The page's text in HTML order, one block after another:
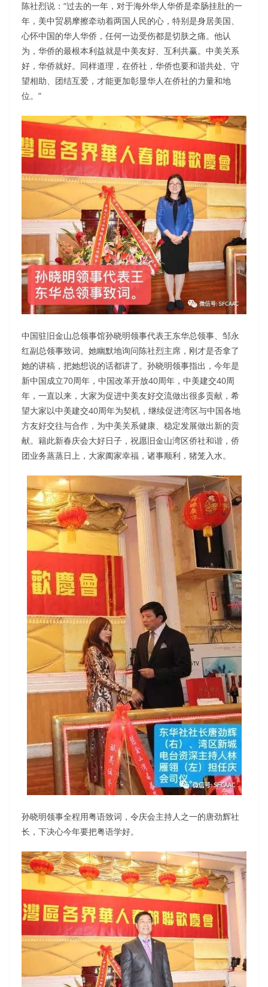
陈社烈说：“过去的一年，对于海外华人华侨是牵肠挂肚的一
年，美中贸易摩擦牵动着两国人民的心，特别是身居美国、
心怀中国的华人华侨，任何一边受伤都是切肤之痛。他认
为，华侨的最根本利益就是中美友好、互利共赢。中美关系
好，华侨就好。同样道理，在侨社，华侨也要和谐共处、守
望相助、团结互爱，才能更加彰显华人在侨社的力量和地
位。”
中国驻旧金山总领事馆孙晓明领事代表王东华总领事、邹永
红副总领事致词。她幽默地询问陈社烈主席，刚才是否拿了
她的讲稿，把她想说的话都讲了。孙晓明领事指出，今年是
新中国成立70周年，中国改革开放40周年，中美建交40周
年，一直以来，大家为促进中美友好交流做出很多贡献，希
望大家以中美建交40周年为契机，继续促进湾区与中国各地
方友好交往与合作，为中美关系健康、稳定发展做出新的贡
献。籍此新春庆会大好日子，祝愿旧金山湾区侨社和谐，侨
团业务蒸蒸日上，大家阖家幸福，诸事顺利，猪笼入水。
孙晓明领事全程用粤语致词，令庆会主持人之一的唐劲辉社
长，下决心今年要把粤语学好。